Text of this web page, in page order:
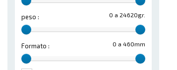
0 a 24620gr.
peso :
0 a 460mm
Formato :